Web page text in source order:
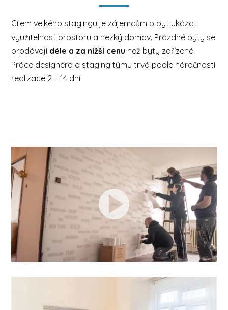
Cílem velkého stagingu je zájemcům o byt ukázat
využitelnost prostoru a hezký domov. Prázdné byty se
prodávají déle a za nižší cenu než byty zařízené.
Práce designéra a staging týmu trvá podle náročnosti
realizace 2 – 14 dní.